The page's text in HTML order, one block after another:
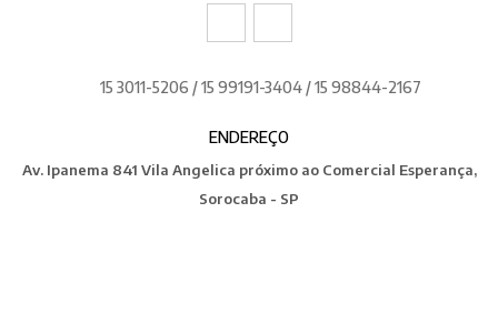
15 3011-5206 / 15 99191-3404 / 15 98844-2167
ENDEREÇO
Av. Ipanema 841 Vila Angelica próximo ao Comercial Esperança,
Sorocaba - SP